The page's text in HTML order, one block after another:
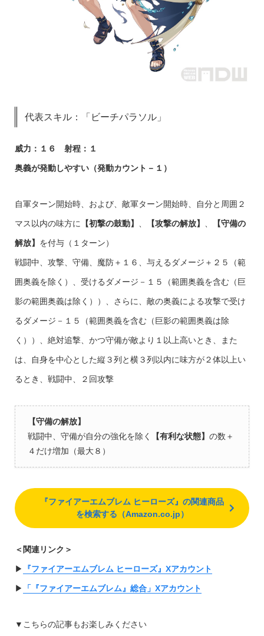
代表スキル：「ビーチパラソル」
威力：１６ 射程：１
奥義が発動しやすい（発動カウント－１）
自軍ターン開始時、および、敵軍ターン開始時、自分と周囲２
マス以内の味方に 【初撃の鼓動】 【攻撃の解放】 【守備の
解放】 を付与（１ターン）
戦闘中、攻撃、守備、魔防＋１６、与えるダメージ＋２５（範
囲奥義を除く）、受けるダメージ－１５（範囲奥義を含む（巨
影の範囲奥義は除く））、さらに、敵の奥義による攻撃で受け
るダメージ－１５（範囲奥義を含む（巨影の範囲奥義は除
く））、絶対追撃、かつ守備が敵より１以上高いとき、また
は、自身を中心とした縦３列と横３列以内に味方が２体以上い
るとき、戦闘中、２回攻撃
【守備の解放】
戦闘中、守備が自分の強化を除く
【有利な状態】 の数＋
４だけ増加（最大８）
『ファイアーエムブレム ヒーローズ』の関連商品
を検索する（Amazon.co.jp）
＜関連リンク＞
▶︎ 『ファイアーエムブレム ヒーローズ』Xアカウント
▶︎ 「『ファイアーエムブレム』総合」Xアカウント
▼こちらの記事もお楽しみください